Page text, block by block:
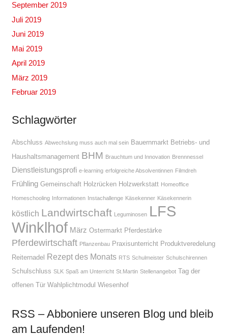
September 2019
Juli 2019
Juni 2019
Mai 2019
April 2019
März 2019
Februar 2019
Schlagwörter
Abschluss Abwechslung muss auch mal sein Bauernmarkt Betriebs- und
Haushaltsmanagement BHM Brauchtum und Innovation Brennnessel
Dienstleistungsprofi e-learning erfolgreiche Absolventinnen Filmdreh
Frühling Gemeinschaft Holzrücken Holzwerkstatt Homeoffice
Homeschooling Informationen Instachallenge Käsekenner Käsekennerin
köstlich Landwirtschaft Leguminosen LFS
Winklhof März Ostermarkt Pferdestärke
Pferdewirtschaft Pflanzenbau Praxisunterricht Produktveredelung
Reiternadel Rezept des Monats RTS Schulmeister Schulschirennen
Schulschluss SLK Spaß am Unterricht St.Martin Stellenangebot Tag der
offenen Tür Wahlplichtmodul Wiesenhof
RSS – Abboniere unseren Blog und bleib
am Laufenden!